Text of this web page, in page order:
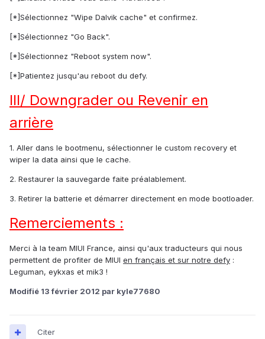
[*]Sélectionnez "Wipe Dalvik cache" et confirmez.
[*]Sélectionnez "Go Back".
[*]Sélectionnez "Reboot system now".
[*]Patientez jusqu'au reboot du defy.
III/ Downgrader ou Revenir en
arrière
1. Aller dans le bootmenu, sélectionner le custom recovery et
wiper la data ainsi que le cache.
2. Restaurer la sauvegarde faite préalablement.
3. Retirer la batterie et démarrer directement en mode bootloader.
Remerciements :
Merci à la team MIUI France, ainsi qu'aux traducteurs qui nous
permettent de profiter de MIUI en français et sur notre defy :
Leguman, eykxas et mik3 !
Modifié 13 février 2012 par kyle77680
Citer